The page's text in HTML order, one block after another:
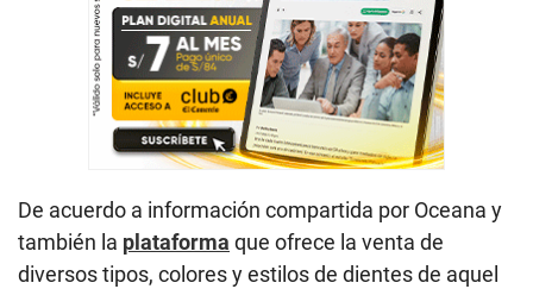
De acuerdo a información compartida por Oceana y
también la plataforma que ofrece la venta de
diversos tipos, colores y estilos de dientes de aquel